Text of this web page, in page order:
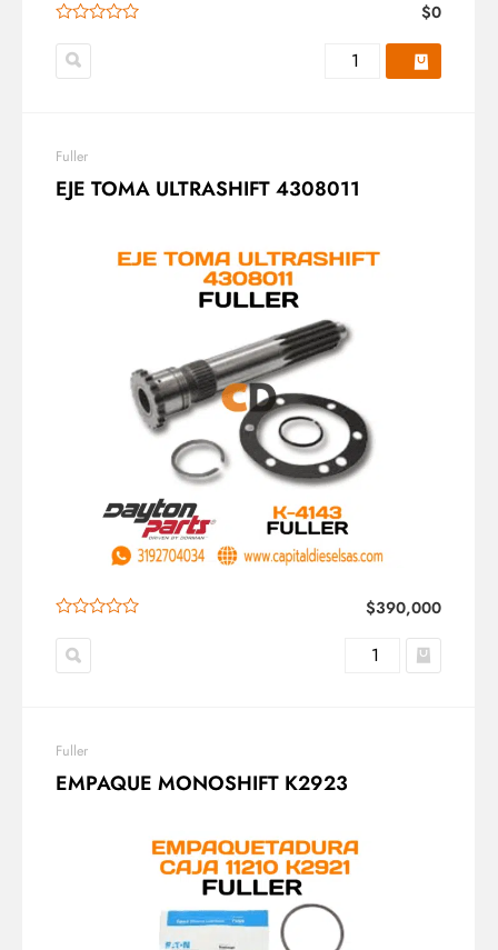
$0
Fuller
EJE TOMA ULTRASHIFT 4308011
$390,000
Fuller
EMPAQUE MONOSHIFT K2923